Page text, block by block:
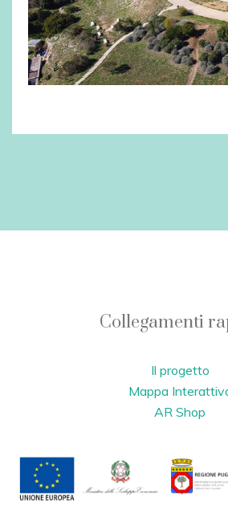
Collegamenti
Il progetto
Mappa
AR Shop